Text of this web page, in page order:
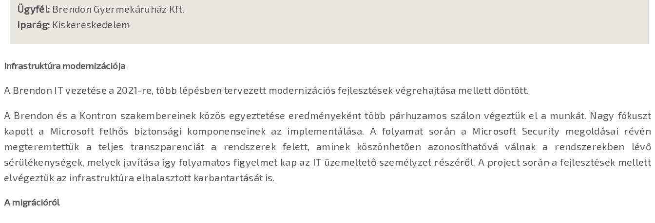
Ügyfél: Brendon Gyermekáruház Kft.
Iparág: Kiskereskedelem
Infrastruktúra modernizációja
A Brendon IT vezetése a 2021-re, több lépésben tervezett modernizációs fejlesztések végrehajtása mellett döntött.
A Brendon és a Kontron szakembereinek közös egyeztetése eredményeként több párhuzamos szálon végeztük el a munkát. Nagy fókuszt
kapott a Microsoft felhős biztonsági komponenseinek az implementálása. A folyamat során a Microsoft Security megoldásai révén
megteremtettük a teljes transzparenciát a rendszerek felett, aminek köszönhetően azonosíthatóvá válnak a rendszerekben lévő
sérülékenységek, melyek javítása így folyamatos figyelmet kap az IT üzemeltető személyzet részéről. A project során a fejlesztések mellett
elvégeztük az infrastruktúra elhalasztott karbantartását is.
A migrációról